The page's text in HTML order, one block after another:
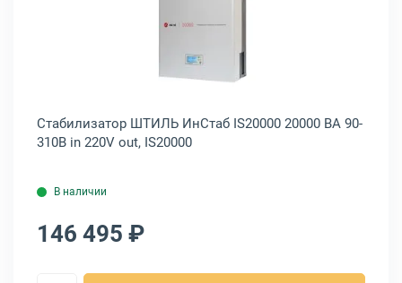
Powerman AVS-P 1000 ВА 110-260В in 220V out, POWERMAN
Стабилизатор ШТИЛЬ ИнСтаб IS20000 20000 ВА 90-
310В in 220V out, IS20000
В наличии
146 495 ₽